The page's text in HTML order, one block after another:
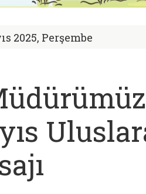
2025, Perşembe